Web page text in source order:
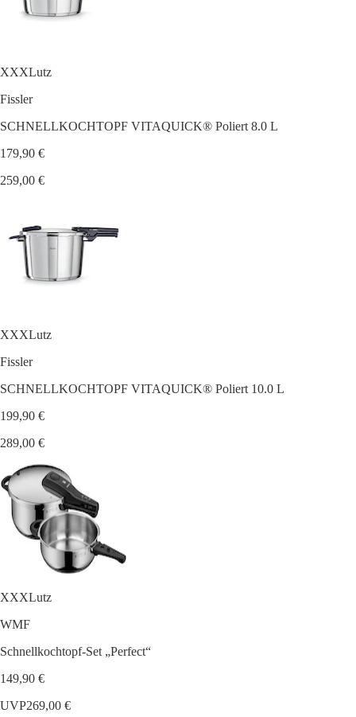
XXXLutz
Fissler
SCHNELLKOCHTOPF VITAQUICK® Poliert 8.0 L
179,90 €
259,00 €
XXXLutz
Fissler
SCHNELLKOCHTOPF VITAQUICK® Poliert 10.0 L
199,90 €
289,00 €
XXXLutz
WMF
Schnellkochtopf-Set „Perfect“
149,90 €
UVP269,00 €